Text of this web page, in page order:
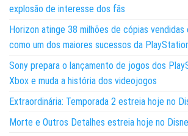
explosão de interesse dos fãs
Horizon atinge 38 milhões de cópias vendidas
como um dos maiores sucessos da
Sony prepara o lançamento de jogos dos
Xbox e muda a história dos videojogos
Extraordinária: Temporada 2 estreia hoje no
Morte e Outros Detalhes estreia hoje no